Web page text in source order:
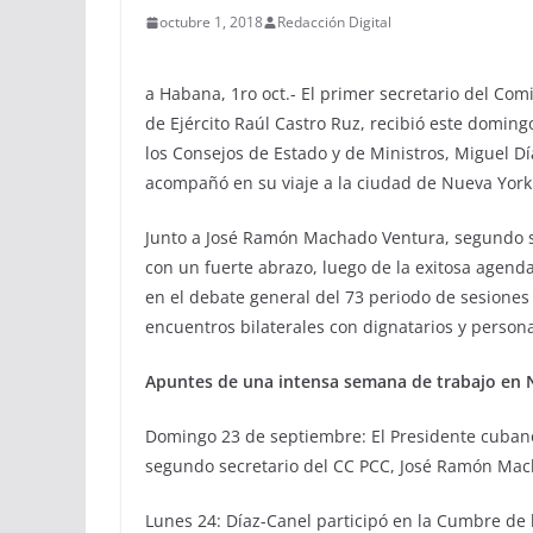
octubre 1, 2018 Redacción Digital
a Habana, 1ro oct.- El primer secretario del
de Ejército Raúl Castro Ruz, recibió este
los Consejos de Estado y de Ministros, Miguel
acompañó en su viaje a la ciudad de Nueva
Junto a José Ramón Machado Ventura,
con un fuerte abrazo, luego de la exitosa
en el debate general del 73 periodo de
encuentros bilaterales con dignatarios y
Apuntes de una intensa semana de trabajo en
Domingo 23 de septiembre: El Presidente
segundo secretario del CC PCC, José Ramón
Lunes 24: Díaz-Canel participó en la Cumbre